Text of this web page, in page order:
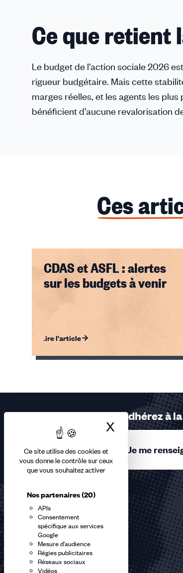
Ce site utilise des cookies et
vous donne le contrôle sur ceux
que vous souhaitez activer
Nos partenaires(20)
APIs
Consentement
spécifique aux services
Google
Mesure d'audience
Régies publicitaires
Réseaux sociaux
Vidéos
X Masquer
Ce que retient
Le budget de l’action sociale 2026
rigueur budgétaire. Mais cette
marges réelles, et les agents les
bénéficient d’aucune revalorisation
Ces
CDAS et ASFL : alertes
sur les budgets à venir
Lire l'article
Éléments
sur
accessibles
Adhérez à
Je me